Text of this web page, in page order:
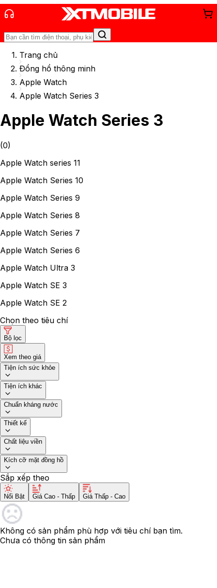
Trang chủ
Đồng hồ thông minh
Apple Watch
Apple Watch Series 3
Apple Watch Series 3
(0)
Apple Watch series 11
Apple Watch Series 10
Apple Watch Series 9
Apple Watch Series 8
Apple Watch Series 7
Apple Watch Series 6
Apple Watch Ultra 3
Apple Watch SE 3
Apple Watch SE 2
Chọn theo tiêu chí
Bộ lọc
Xem theo giá
Tiện ích sức khỏe
Tiện ích khác
Chuẩn kháng nước
Thiết kế
Chất liệu viền
Kích cỡ mặt đồng hồ
Sắp xếp theo
Nổi Bật Giá Cao - Thấp Giá Thấp - Cao
Không có sản phẩm phù hợp với tiêu chí bạn tìm.
Chưa có thông tin sản phẩm